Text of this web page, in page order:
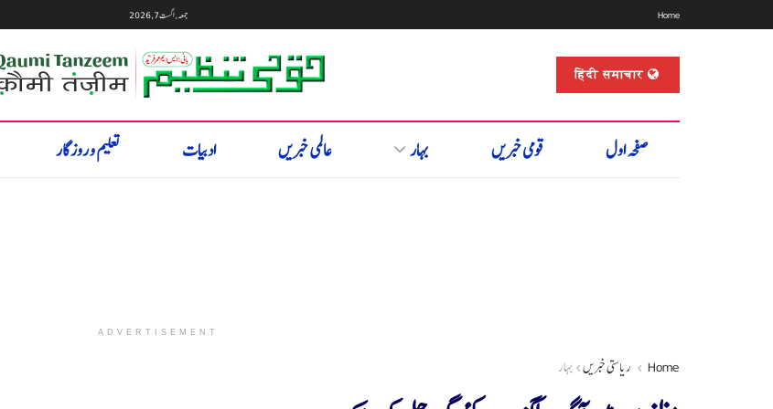
Home جمعہ, اگست 7, 2026
हिंदी समाचार
صفحہ اول قومی خبریں بہار عالمی خبریں ادبیات تعلیم و روزگار
ADVERTISEMENT
Home ریاستی خبریں بہار